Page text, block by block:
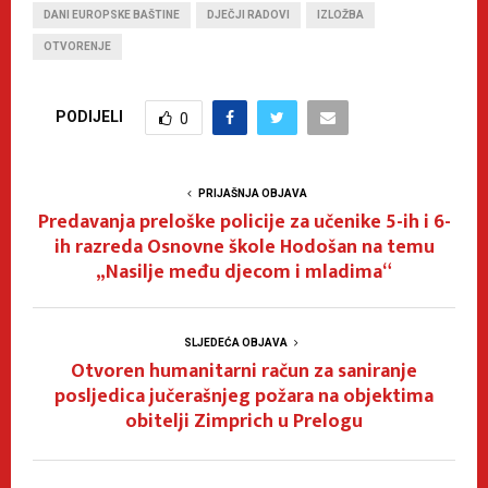
DANI EUROPSKE BAŠTINE DJEČJI RADOVI IZLOŽBA
OTVORENJE
PODIJELI 0
PRIJAŠNJA OBJAVA
Predavanja preloške policije za učenike 5-ih i 6-
ih razreda Osnovne škole Hodošan na temu
„Nasilje među djecom i mladima“
SLJEDEĆA OBJAVA
Otvoren humanitarni račun za saniranje
posljedica jučerašnjeg požara na objektima
obitelji Zimprich u Prelogu